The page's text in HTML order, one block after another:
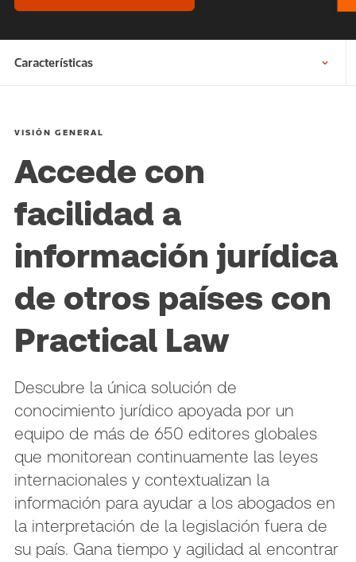
Características
VISIÓN GENERAL
Accede con
facilidad a
información jurídica
de otros países con
Practical Law
Descubre la única solución de
conocimiento jurídico apoyada por un
equipo de más de 650 editores globales
que monitorean continuamente las leyes
internacionales y contextualizan la
información para ayudar a los abogados en
la interpretación de la legislación fuera de
su país. Gana tiempo y agilidad al encontrar